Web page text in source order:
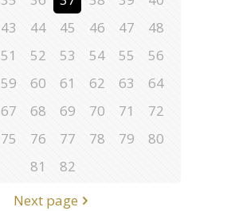
43 44 45 46 47
48
51 52 53 54 55
56
59 60 61 62 63
64
67 68 69 70 71
72
75 76 77 78 79
80
81
82
Next page